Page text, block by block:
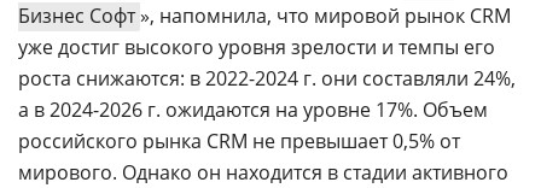
Бизнес Софт», напомнила, что мировой рынок CRM
уже достиг высокого уровня зрелости и темпы его
роста снижаются: в 2022-2024 г. они составляли 24%,
а в 2024-2026 г. ожидаются на уровне 17%. Объем
российского рынка CRM не превышает 0,5% от
мирового. Однако он находится в стадии активного